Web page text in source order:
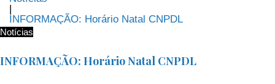
|
INFORMAÇÃO: Horário Natal CNPDL
Notícias
INFORMAÇÃO: Horário Natal CNPDL